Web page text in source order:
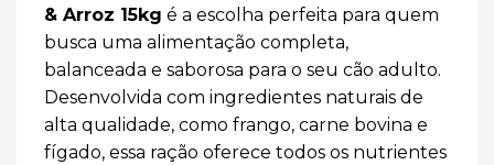
& Arroz 15kg é a escolha perfeita para quem
busca uma alimentação completa,
balanceada e saborosa para o seu cão adulto.
Desenvolvida com ingredientes naturais de
alta qualidade, como frango, carne bovina e
fígado, essa ração oferece todos os nutrientes